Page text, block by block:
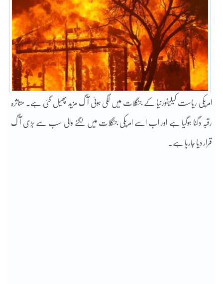
امریکی ریاست کیلیفورنیا کے جنگلات میں لگی ہوئی آگ مزید پھیل گئی ہے۔ متاثرہ
رقبہ دگنا ہوگیا ہے اور اب اسے امریکی جنگلات میں لگنے والی سب سے بڑی آگ
قرار دیا جارہا ہے۔